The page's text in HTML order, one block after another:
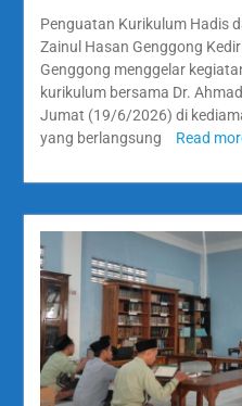
Penguatan Kurikulum Hadis
Zainul Hasan Genggong
Genggong menggelar
kurikulum bersama Dr.
Jumat (19/6/2026) di
yang berlangsung
Read